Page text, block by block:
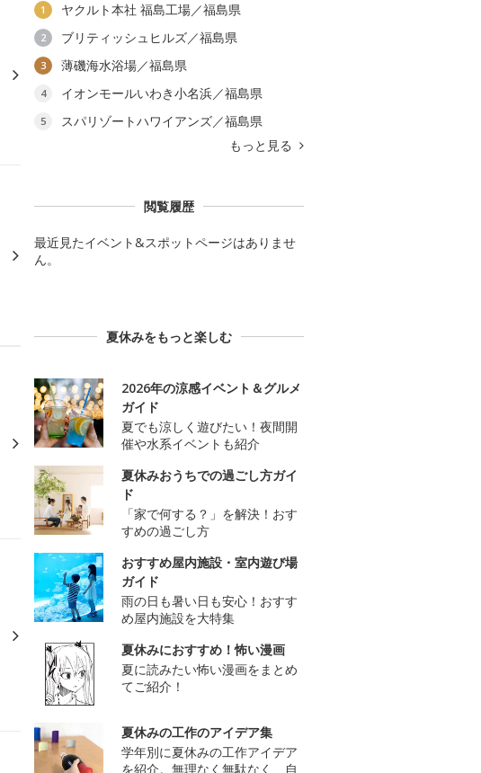
1 ヤクルト本社 福島工場／福島県
2 ブリティッシュヒルズ／福島県
3 薄磯海水浴場／福島県
4 イオンモールいわき小名浜／福島県
5
スパリゾートハワイアンズ／福島県
もっと見る
閲覧履歴
最近見たイベント&スポットページはありませ
ん。
夏休みをもっと楽しむ
2026年の涼感イベント＆グルメ
ガイド
夏でも涼しく遊びたい！夜間開
催や水系イベントも紹介
夏休みおうちでの過ごし方ガイ
ド
「家で何する？」を解決！おす
すめの過ごし方
おすすめ屋内施設・室内遊び場
ガイド
雨の日も暑い日も安心！おすす
め屋内施設を大特集
夏休みにおすすめ！怖い漫画
夏に読みたい怖い漫画をまとめ
てご紹介！
夏休みの工作のアイデア集
学年別に夏休みの工作アイデア
を紹介。無理なく無駄なく、自